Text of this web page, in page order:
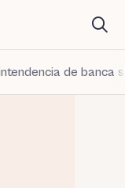
de banca